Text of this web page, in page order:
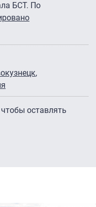
БСТ. По
чтобы оставлять